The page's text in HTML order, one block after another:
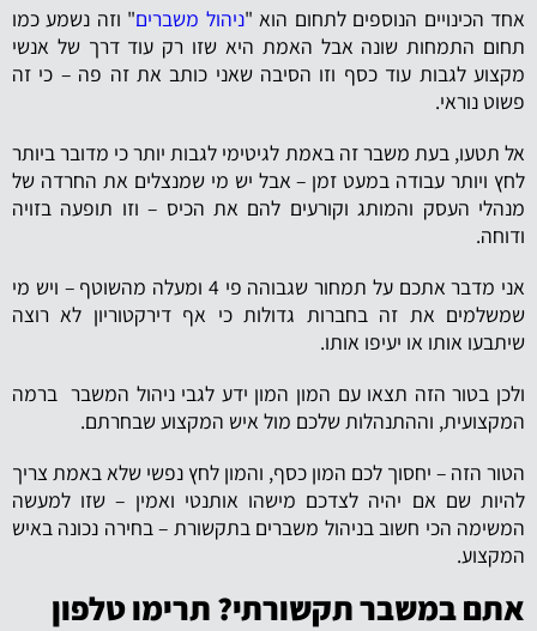
אחד הכינויים הנוספים לתחום הוא "ניהול משברים" וזה נשמע כמו
תחום התמחות שונה אבל האמת היא שזו רק עוד דרך של אנשי
מקצוע לגבות עוד כסף וזו הסיבה שאני כותב את זה פה – כי זה
פשוט נוראי.
אל תטעו, בעת משבר זה באמת לגיטימי לגבות יותר כי מדובר ביותר
לחץ ויותר עבודה במעט זמן – אבל יש מי שמנצלים את החרדה של
מנהלי העסק והמותג וקורעים להם את הכיס – וזו תופעה בזויה
ודוחה.
אני מדבר אתכם על תמחור שגבוהה פי 4 ומעלה מהשוטף – ויש מי
שמשלמים את זה בחברות גדולות כי אף דירקטוריון לא רוצה
שיתבעו אותו או יעיפו אותו.
ולכן בטור הזה תצאו עם המון המון ידע לגבי ניהול המשבר ברמה
המקצועית, וההתנהלות שלכם מול איש המקצוע שבחרתם.
הטור הזה – יחסוך לכם המון כסף, והמון לחץ נפשי שלא באמת צריך
להיות שם אם יהיה לצדכם מישהו אותנטי ואמין – שזו למעשה
המשימה הכי חשוב בניהול משברים בתקשורת – בחירה נכונה באיש
המקצוע.
אתם במשבר תקשורתי? תרימו טלפון